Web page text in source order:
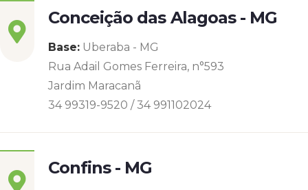
Conceição das Alagoas - MG
Base: Uberaba - MG
Rua Adail Gomes Ferreira, n°593
Jardim Maracanã
34 99319-9520 / 34 991102024
Confins - MG